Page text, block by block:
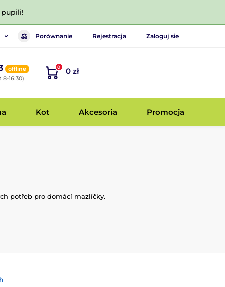
Porównanie Rejestracja Zaloguj sie
offline
8-16:30)
0 0 zł
Kot Akcesoria Promocja
potřeb pro domácí mazlíčky.